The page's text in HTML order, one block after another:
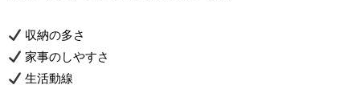
収納の多さ
家事のしやすさ
生活動線